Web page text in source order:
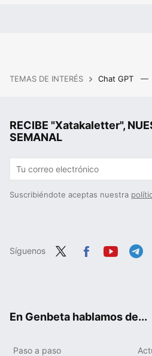
TEMAS DE INTERÉS Chat GPT
RECIBE "Xatakaletter",
SEMANAL
Suscribiéndote aceptas nuestra
Síguenos
En Genbeta hablamos de...
Paso a paso